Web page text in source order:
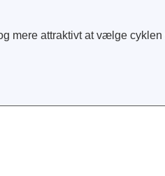
mere attraktivt at vælge